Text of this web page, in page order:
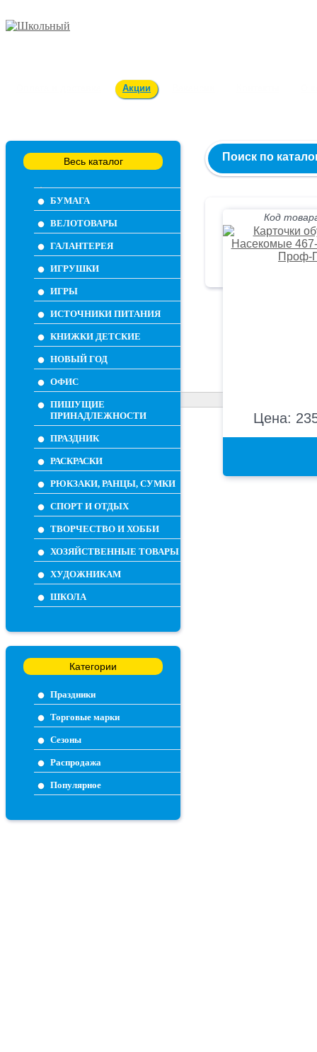
Акции
Весь каталог
БУМАГА
ВЕЛОТОВАРЫ
ГАЛАНТЕРЕЯ
ИГРУШКИ
ИГРЫ
ИСТОЧНИКИ ПИТАНИЯ
КНИЖКИ ДЕТСКИЕ
НОВЫЙ ГОД
ОФИС
ПИШУЩИЕ
ПРИНАДЛЕЖНОСТИ
ПРАЗДНИК
РАСКРАСКИ
РЮКЗАКИ, РАНЦЫ, СУМКИ
СПОРТ И ОТДЫХ
ТВОРЧЕСТВО И ХОББИ
ХОЗЯЙСТВЕННЫЕ ТОВАРЫ
ХУДОЖНИКАМ
ШКОЛА
Категории
Праздники
Торговые марки
Сезоны
Распродажа
Популярное
Поиск по
Код
Цена: